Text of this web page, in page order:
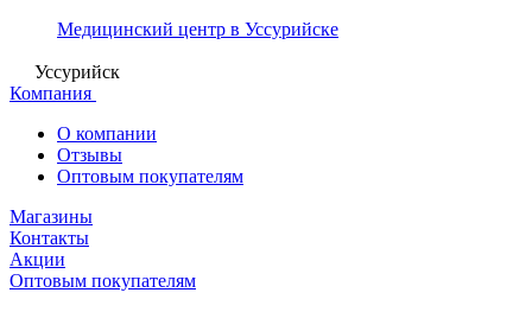
Медицинский центр в Уссурийске
Уссурийск
Компания
О компании
Отзывы
Оптовым покупателям
Магазины
Контакты
Акции
Оптовым покупателям